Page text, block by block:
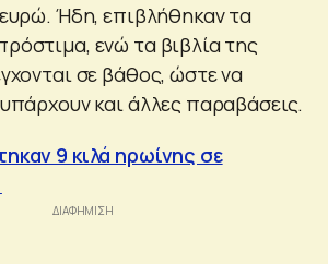
Ήδη, επιβλήθηκαν τα
ενώ τα βιβλία της
σε βάθος, ώστε να
και άλλες παραβάσεις.
9 κιλά ηρωίνης σε